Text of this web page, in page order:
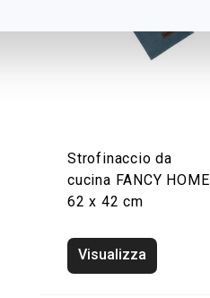
Strofinaccio da
cucina FANCY HOME
62 x 42 cm
Visualizza